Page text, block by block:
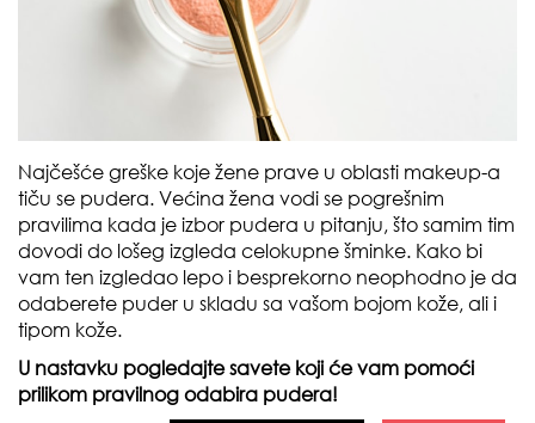
Najčešće greške koje žene prave u oblasti makeup-a
tiču se pudera. Većina žena vodi se pogrešnim
pravilima kada je izbor pudera u pitanju, što samim tim
dovodi do lošeg izgleda celokupne šminke. Kako bi
vam ten izgledao lepo i besprekorno neophodno je da
odaberete puder u skladu sa vašom bojom kože, ali i
tipom kože.
U nastavku pogledajte savete koji će vam pomoći
prilikom pravilnog odabira pudera!